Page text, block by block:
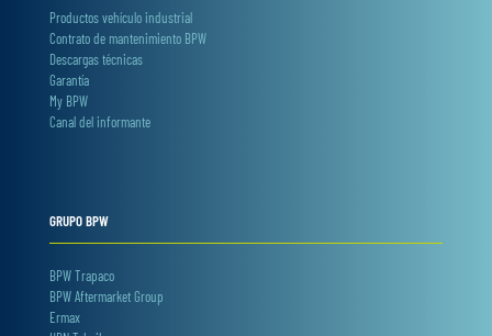
Productos vehículo industrial
Contrato de mantenimiento BPW
Descargas técnicas
Garantía
My BPW
Canal del informante
GRUPO BPW
BPW Trapaco
BPW Aftermarket Group
Ermax